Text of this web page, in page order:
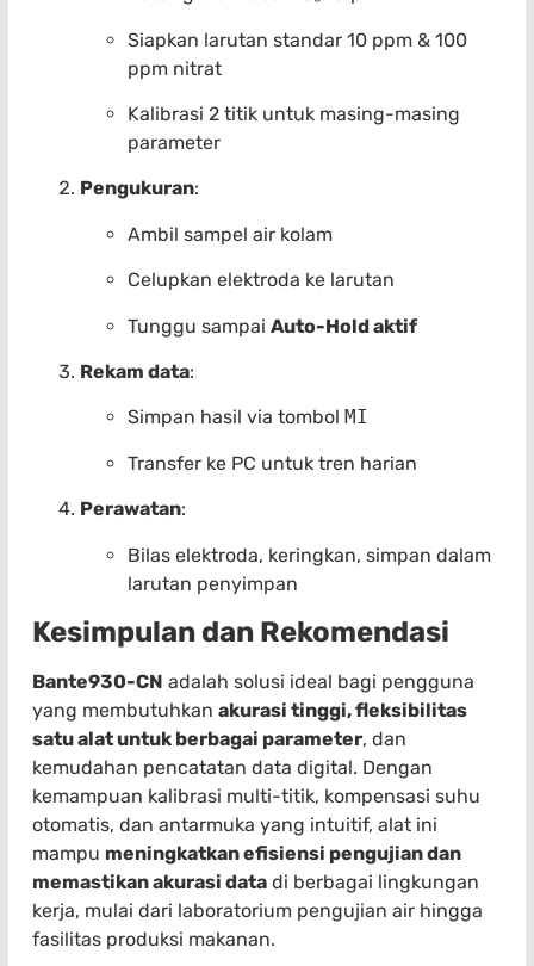
Siapkan larutan standar 10 ppm & 100
ppm nitrat
Kalibrasi 2 titik untuk masing-masing
parameter
Pengukuran:
Ambil sampel air kolam
Celupkan elektroda ke larutan
Tunggu sampai Auto-Hold aktif
Rekam data:
Simpan hasil via tombol MI
Transfer ke PC untuk tren harian
Perawatan:
Bilas elektroda, keringkan, simpan dalam
larutan penyimpan
Kesimpulan dan Rekomendasi
Bante930-CN adalah solusi ideal bagi pengguna
yang membutuhkan akurasi tinggi, fleksibilitas
satu alat untuk berbagai parameter, dan
kemudahan pencatatan data digital. Dengan
kemampuan kalibrasi multi-titik, kompensasi suhu
otomatis, dan antarmuka yang intuitif, alat ini
mampu meningkatkan efisiensi pengujian dan
memastikan akurasi data di berbagai lingkungan
kerja, mulai dari laboratorium pengujian air hingga
fasilitas produksi makanan.